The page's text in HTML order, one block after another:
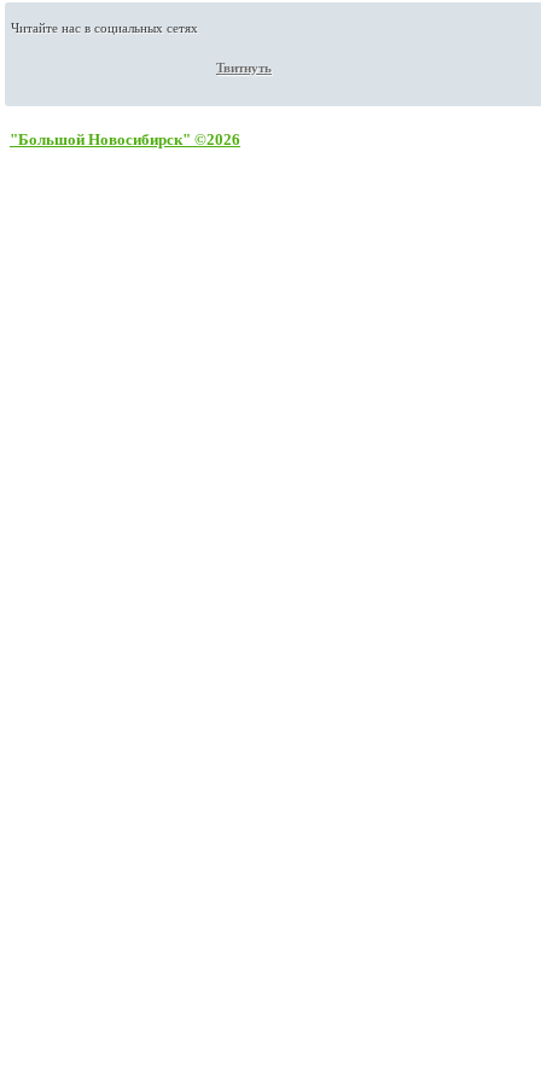
Читайте нас в социальных сетях
Твитнуть
"Большой Новосибирск" ©2026